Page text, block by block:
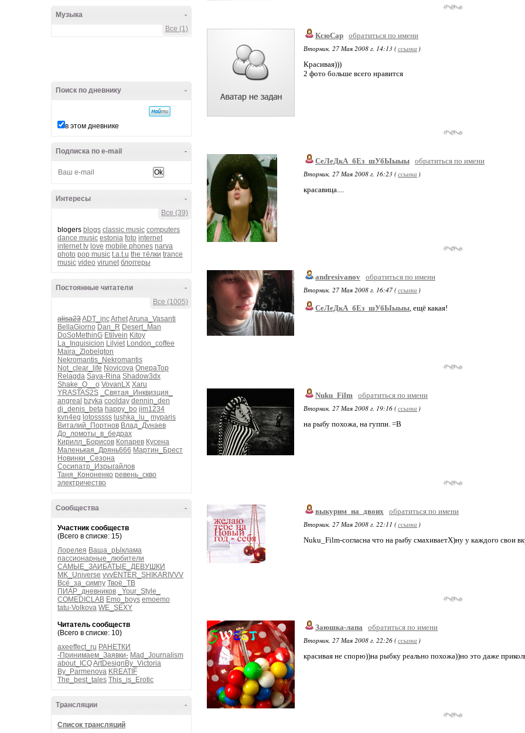
-
Музыка
Все (1)
-
Поиск по дневнику
в этом дневнике
-
Подписка по e-mail
-
Интересы
Все (39)
blogers blogs classic music computers
dance music estonia foto internet
internet tv love mobile phones narva
photo pop music t.a.t.u the тёлки trance
music video virunet блоггеры
-
Постоянные читатели
Все (1005)
alisa23ADT_incArhetAruna_Vasanti
BellaGiorno Dan_R Desert_Man
DoSoMethinG Etilvein Kitoy
La_Inquisicion Lilyjet London_coffee
Maira_Zlobelgton
Nekromantis_Nekromantis
Not_clear_life Novicova OnepaTop
Relagda Saya-Rina Shadow3dx
Shake_O__o VovanLX Xaru
YRASTAS2S
_Святая_Инквизция_
angreal bzyka coolday dennin_den
dj_denis_beta happy_bo jim1234
kvn4eg lotosssss lushka_lu_
myparis
Виталий_Портнов Влад_Дунаев
До_ломоты_в_бедрах
Кирилл_Борисов Копарев Кусена
Маленькая_Дрянь666 Мартин_Брест
Новинки_Сезона
Сосипатр_Изрыгайлов
Таня_Кононенко ревень_скво
электричество
-
Сообщества
Участник сообществ
(Всего в списке: 15)
Лорелея Ваша_рЫклама
пассионарные_любители
САМЫЕ_ЗАИБАТЫЕ_ДЕВУШКИ
MK_Universe vvvENTER_SHIKARIVVV
Всё_за_симпу Твоё_ТВ
ПИАР_дневников
_Your_Style_
COMEDICLAB Emo_boys emoemo
tatu-Volkova WE_SEXY
Читатель сообществ
(Всего в списке: 10)
axeeffect_ru РАНЕТКИ
-Принимаем_Заявки- Mad_Journalism
about_ICQArtDesignBy_Victoria
By_Parmenova KREATIF
The_best_tales This_is_Erotic
-
Трансляции
Список трансляций
КсюСар обратиться по имени
Вторник, 27 Мая 2008 г. 14:13 (ссылка )
Красивая)))
2 фото больше всего нравится
СеЛеДкА_бЕз_шУбЫыыы обратиться по имени
Вторник, 27 Мая 2008 г. 16:23 (ссылка )
красавица....
andresivanov обратиться по имени
Вторник, 27 Мая 2008 г. 16:47 (ссылка )
СеЛеДкА_бЕз_шУбЫыыы, ещё какая!
Nuku_Film обратиться по имени
Вторник, 27 Мая 2008 г. 19:16 (ссылка )
на рыбу похожа, на гуппи. =В
выкурим_на_двоих обратиться по имени
Вторник, 27 Мая 2008 г. 22:11 (ссылка )
Nuku_Film-согласна что на рыбу смахиваетХ)ну у каждого свои
Заюшка-лапа
обратиться по имени
Вторник, 27 Мая 2008 г. 22:26 (ссылка )
красивая не спорю))на рыбку реально похожа))но это даже